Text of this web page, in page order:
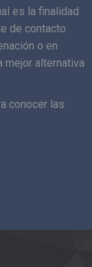
es la finalidad
de contacto
o en
mejor alternativa
conocer las